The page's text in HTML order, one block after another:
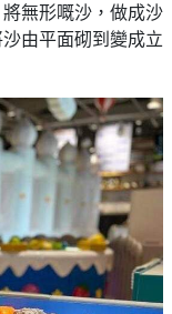
無形嘅沙，做成沙
由平面砌到變成立